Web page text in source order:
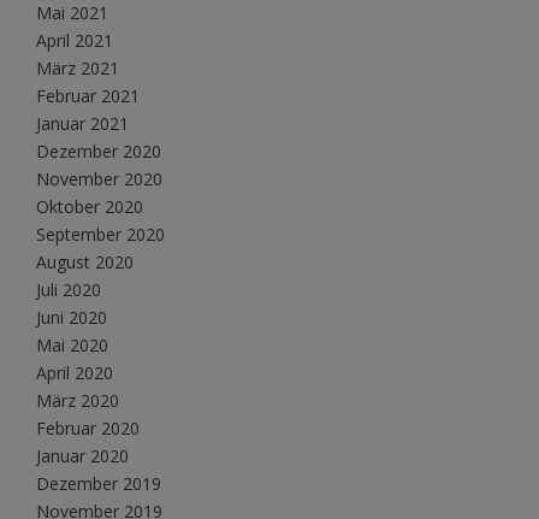
Mai 2021
April 2021
März 2021
Februar 2021
Januar 2021
Dezember 2020
November 2020
Oktober 2020
September 2020
August 2020
Juli 2020
Juni 2020
Mai 2020
April 2020
März 2020
Februar 2020
Januar 2020
Dezember 2019
November 2019